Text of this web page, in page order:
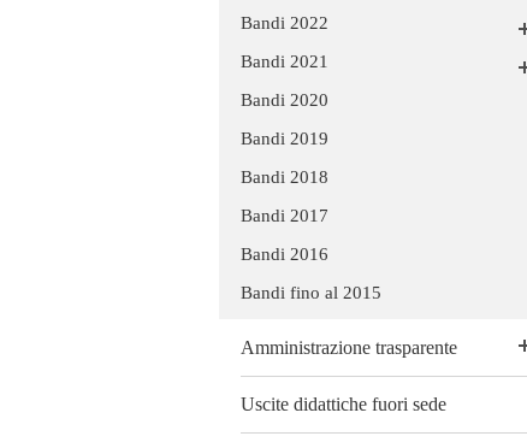
Bandi 2022
Bandi 2021
Bandi 2020
Bandi 2019
Bandi 2018
Bandi 2017
Bandi 2016
Bandi fino al 2015
Amministrazione trasparente
Uscite didattiche fuori sede